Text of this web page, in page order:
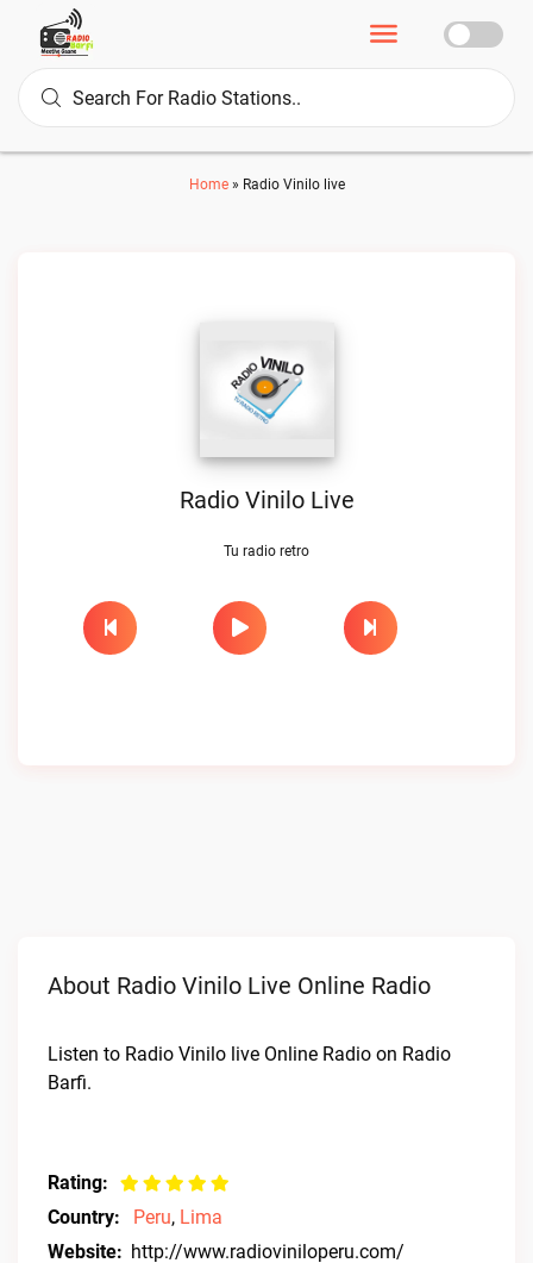
Home» Radio Vinilo live
Radio Vinilo Live
Tu radio retro
About Radio Vinilo Live Online Radio
Listen to Radio Vinilo live Online Radio on Radio
Barfi.
Rating:
Country:
Peru, Lima
Website: http://www.radioviniloperu.com/